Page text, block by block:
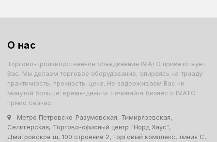
О нас
Торгово-производственное объединение IMATO приветствует
Вас. Мы делаем торговое оборудование, опираясь на триаду:
практичность, прочность, цена. Не задерживаем Вас ни
минутой больше: время-деньги. Начинайте бизнес с IMATO
прямо сейчас!
Метро Петровско-Разумовская, Тимирязевская,
Селигерская, Торгово-офисный центр "Норд Хаус",
Дмитровское ш, 100 строение 2, торговый комплекс, линия С,